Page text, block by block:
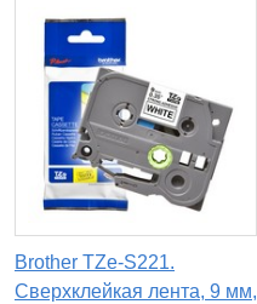
Brother TZe-S221.
Сверхклейкая лента, 9 мм,